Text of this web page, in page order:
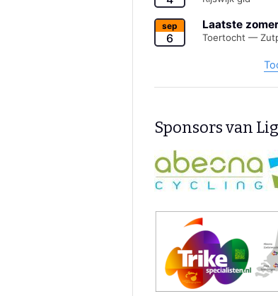
sep
6
Laatste
Toertocht —
Sponsors van